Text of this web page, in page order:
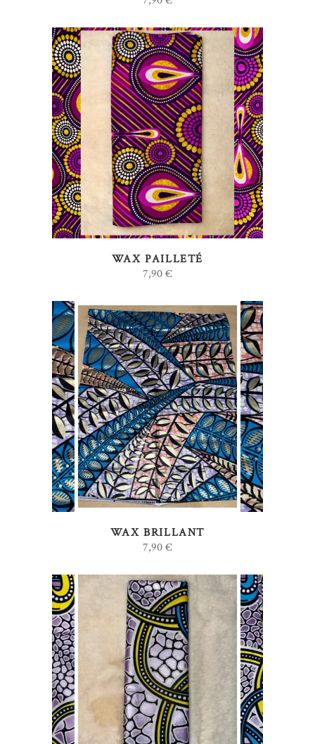
AJOUTER AU PANIER
WAX PAILLETÉ
7,90€
AJOUTER AU PANIER
WAX BRILLANT
7,90€
AJOUTER AU PANIER